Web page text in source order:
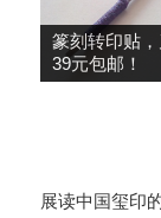
篆刻转印贴
39元包邮！
展读中国玺印